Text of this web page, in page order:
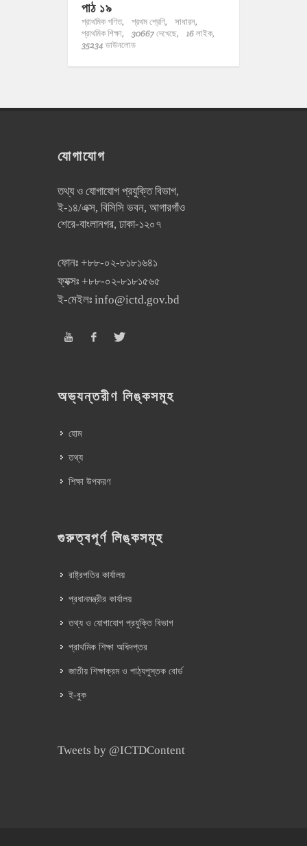
পাঠ ১৯
প্রাথমিক গণিত, প্রথম শ্রেণি,
সাধারন,
প্রাথমিক শিক্ষা,
30667 দেখেছে,
16 লাইক,
35234 ডাউনলোড
যোগাযোগ
তথ্য ও যোগাযোগ প্রযুক্তি বিভাগ,
ই-১৪/এক্স, বিসিসি ভবন, আগারগাঁও
শেরে-বাংলানগর, ঢাকা-১২০৭
ফোনঃ +৮৮-০২-৮১৮১৬৪১
ফ্যক্সঃ +৮৮-০২-৮১৮১৫৬৫
ই-মেইলঃ info@ictd.gov.bd
অভ্যন্তরীণ লিঙ্কসমূহ
হোম
তথ্য
শিক্ষা উপকরণ
গুরুত্বপূর্ণ লিঙ্কসমূহ
রাষ্ট্রপতির কার্যালয়
প্রধানমন্ত্রীর কার্যালয়
তথ্য ও যোগাযোগ প্রযুক্তি বিভাগ
প্রাথমিক শিক্ষা অধিদপ্তর
জাতীয় শিক্ষাক্রম ও পাঠ্যপুস্তক বোর্ড
ই-বুক
Tweets by @ICTDContent